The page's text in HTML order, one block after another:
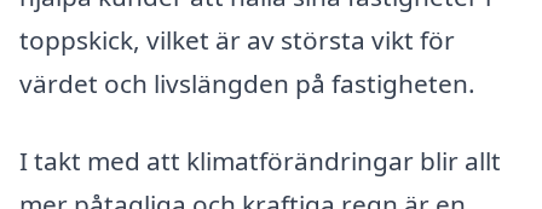
toppskick, vilket är av största vikt för
värdet och livslängden på fastigheten.
I takt med att klimatförändringar blir allt